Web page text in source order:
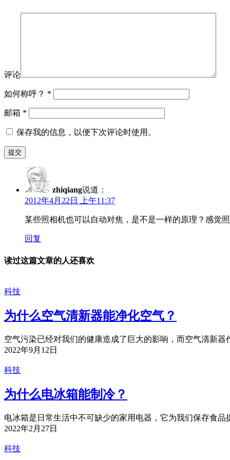
评论
如何称呼？ *
邮箱 *
保存我的信息，以便下次评论时使用。
zhiqiang说道：
2012年4月22日 上午11:37
某些照相机也可以自动对焦，是不是一样的原理？感觉
回复
读过这篇文章的人还喜欢
科技
为什么空气清新器能净化空气？
空气污染已经对我们的健康造成了巨大的影响，而空气清新
2022年9月12日
科技
为什么电冰箱能制冷？
电冰箱是日常生活中不可缺少的家用电器，它为我们保存食
2022年2月27日
科技